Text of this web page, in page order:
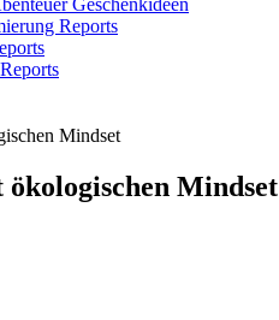
Geschenkideen
Reports
Reports
Mindset
Mindset